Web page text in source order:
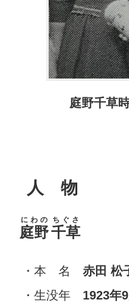
庭野千草
人 物
庭野
にわの
千草
ちぐさ
・本 名 赤田 松
・生没年 1923年